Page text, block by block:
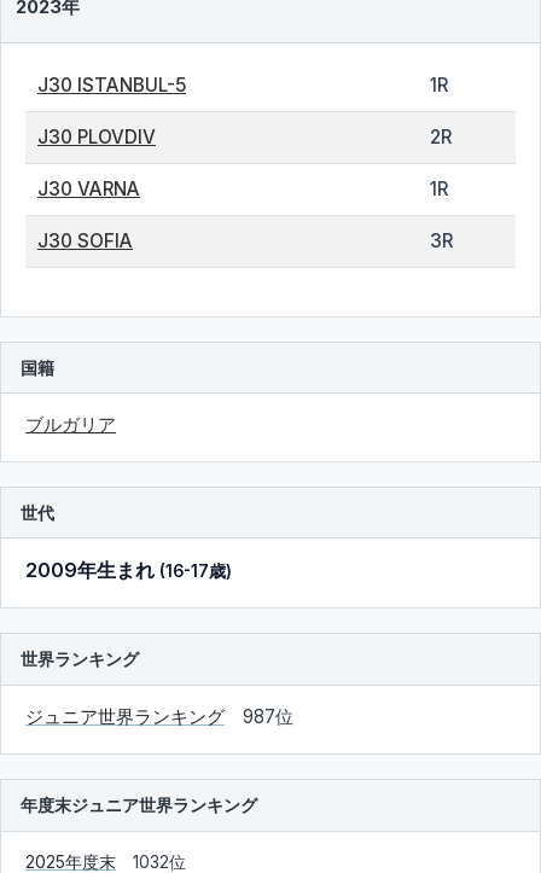
2023年
J30 ISTANBUL-5 1R
J30 PLOVDIV 2R
J30 VARNA 1R
J30 SOFIA 3R
国籍
ブルガリア
世代
2009年生まれ (16-17歳)
世界ランキング
ジュニア世界ランキング 987位
年度末ジュニア世界ランキング
2025年度末 1032位